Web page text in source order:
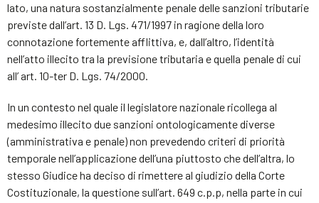
lato, una natura sostanzialmente penale delle sanzioni tributarie
previste dall’art. 13 D. Lgs. 471/1997 in ragione della loro
connotazione fortemente afflittiva, e, dall’altro, l’identità
nell’atto illecito tra la previsione tributaria e quella penale di cui
all’ art. 10-ter D. Lgs. 74/2000.
In un contesto nel quale il legislatore nazionale ricollega al
medesimo illecito due sanzioni ontologicamente diverse
(amministrativa e penale) non prevedendo criteri di priorità
temporale nell’applicazione dell’una piuttosto che dell’altra, lo
stesso Giudice ha deciso di rimettere al giudizio della Corte
Costituzionale, la questione sull’art. 649 c.p.p, nella parte in cui